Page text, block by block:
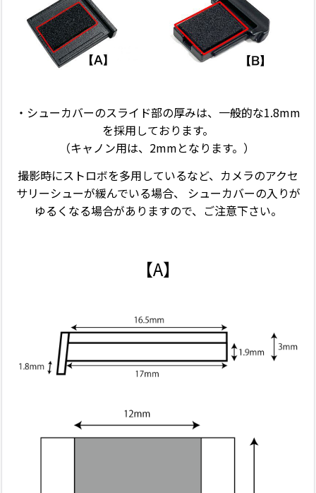
・シューカバーのスライド部の厚みは、一般的な1.8mm
を採用しております。
（キャノン用は、2mmとなります。）
撮影時にストロボを多用しているなど、カメラのアクセ
サリーシューが緩んでいる場合、 シューカバーの入りが
ゆるくなる場合がありますので、ご注意下さい。
【A】